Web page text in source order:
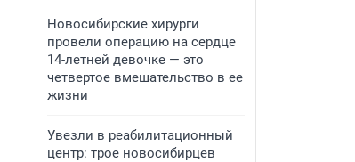
Новосибирские хирурги
провели операцию на сердце
14-летней девочке — это
четвертое вмешательство в ее
жизни
Увезли в реабилитационный
центр: трое новосибирцев